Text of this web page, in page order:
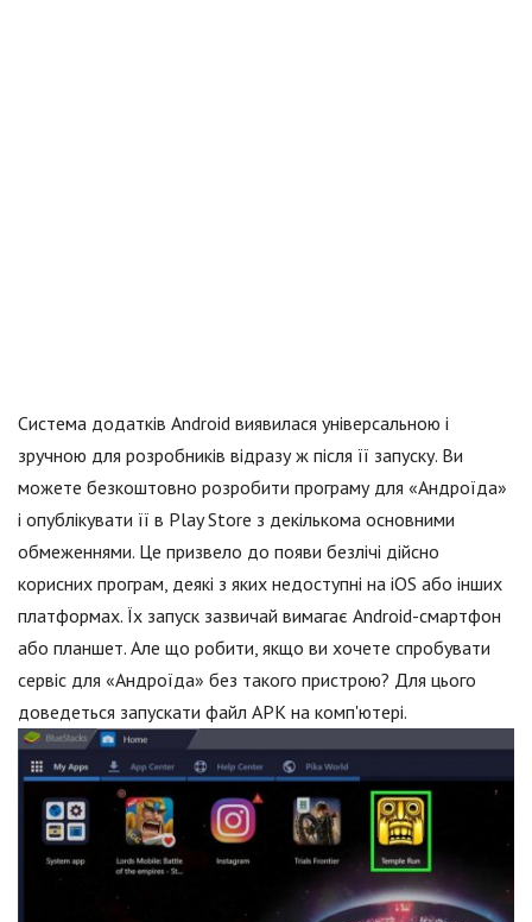
Система додатків Android виявилася універсальною і
зручною для розробників відразу ж після її запуску. Ви
можете безкоштовно розробити програму для «Андроїда»
і опублікувати її в Play Store з декількома основними
обмеженнями. Це призвело до появи безлічі дійсно
корисних програм, деякі з яких недоступні на iOS або інших
платформах. Їх запуск зазвичай вимагає Android-смартфон
або планшет. Але що робити, якщо ви хочете спробувати
сервіс для «Андроїда» без такого пристрою? Для цього
доведеться запускати файл APK на комп'ютері.